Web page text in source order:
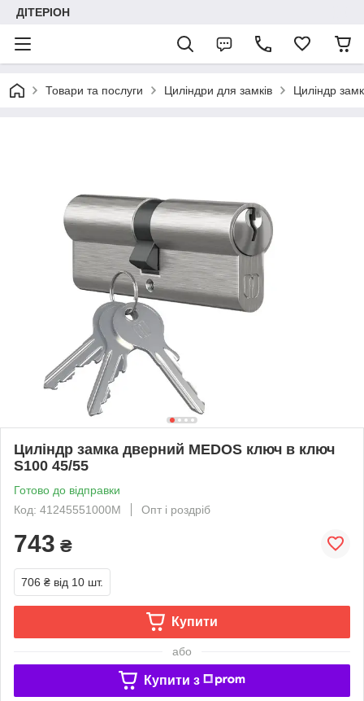
ДІТЕРІОН
Товари та послуги Циліндри для замків Циліндр
Циліндр замка дверний MEDOS ключ в ключ
S100 45/55
Готово до відправки
Код: 41245551000M
Опт і роздріб
743 ₴
706 ₴ від 10 шт.
Купити
або
Купити з